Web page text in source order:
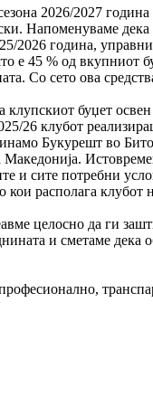
2026/2027
Напоменуваме дека
2026 година,
е 45 % од вкупниот
Со сето ова
клупскиот буџет
26 клубот
Букурешт во
и сите потребни
кои располага
целосно да ги
и сметаме дека